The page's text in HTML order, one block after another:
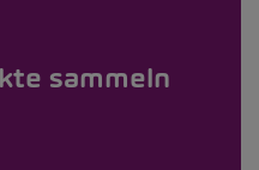
sammeln